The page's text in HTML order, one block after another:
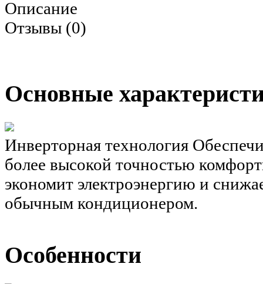
Описание
Отзывы (0)
Основные
Инверторная технология
более высокой точностью
экономит электроэнергию и
обычным кондиционером.
Особенности